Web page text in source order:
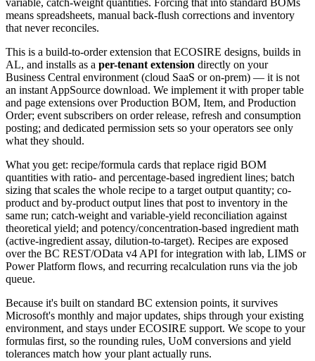
variable, catch-weight quantities. Forcing that into standard BOMs
means spreadsheets, manual back-flush corrections and inventory
that never reconciles.
This is a build-to-order extension that ECOSIRE designs, builds in
AL, and installs as a per-tenant extension directly on your
Business Central environment (cloud SaaS or on-prem) — it is not
an instant AppSource download. We implement it with proper table
and page extensions over Production BOM, Item, and Production
Order; event subscribers on order release, refresh and consumption
posting; and dedicated permission sets so your operators see only
what they should.
What you get: recipe/formula cards that replace rigid BOM
quantities with ratio- and percentage-based ingredient lines; batch
sizing that scales the whole recipe to a target output quantity; co-
product and by-product output lines that post to inventory in the
same run; catch-weight and variable-yield reconciliation against
theoretical yield; and potency/concentration-based ingredient math
(active-ingredient assay, dilution-to-target). Recipes are exposed
over the BC REST/OData v4 API for integration with lab, LIMS or
Power Platform flows, and recurring recalculation runs via the job
queue.
Because it's built on standard BC extension points, it survives
Microsoft's monthly and major updates, ships through your existing
environment, and stays under ECOSIRE support. We scope to your
formulas first, so the rounding rules, UoM conversions and yield
tolerances match how your plant actually runs.